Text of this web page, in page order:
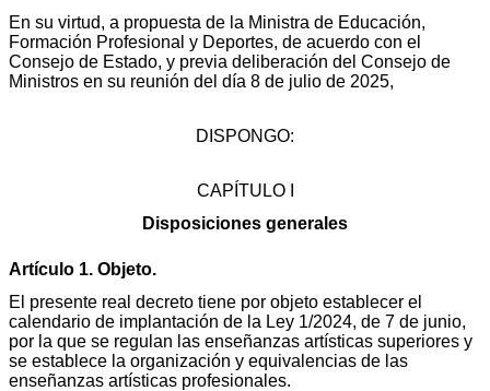
En su virtud, a propuesta de la Ministra de Educación,
Formación Profesional y Deportes, de acuerdo con el
Consejo de Estado, y previa deliberación del Consejo de
Ministros en su reunión del día 8 de julio de 2025,
DISPONGO:
CAPÍTULO I
Disposiciones generales
Artículo 1. Objeto.
El presente real decreto tiene por objeto establecer el
calendario de implantación de la Ley 1/2024, de 7 de junio,
por la que se regulan las enseñanzas artísticas superiores y
se establece la organización y equivalencias de las
enseñanzas artísticas profesionales.